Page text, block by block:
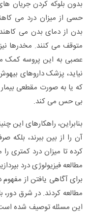
بدون بلوکه کردن جریان
حسی از میزان درد می
بدن از دمای بدن می
متوقف می کنند. مخدرها
عصبی به این پروسه کمک
نیاید، پزشک داروهای
که یا به صورت مقطعی
بی حس می کند.
بنابراین، راهکارهای این
آن را از بین ببرند،
کرده تا میزان درد کمتری
مطالعه فیزیولوژی درد
برای آگاهی یافتن از
مطالعه کردند. در شرق
این مسئله توصیف شده است